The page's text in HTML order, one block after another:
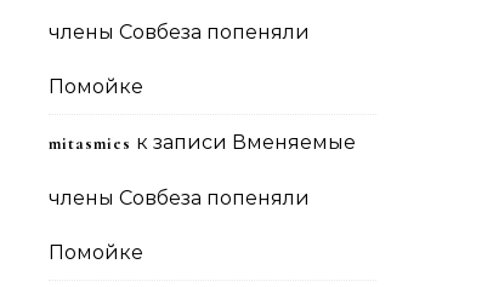
члены Совбеза попеняли
Помойке
mitasmies к записи Вменяемые
члены Совбеза попеняли
Помойке